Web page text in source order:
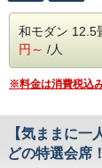
和モダン
円～ /人
※料金は消費税込
【気ままに
どの特選会